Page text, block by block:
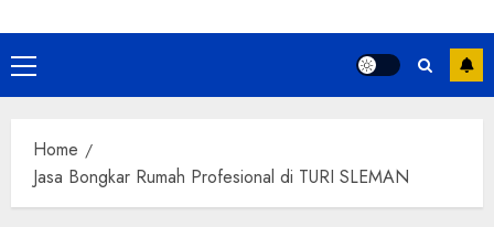
Primary
Menu
Home
Jasa Bongkar Rumah Profesional di TURI SLEMAN